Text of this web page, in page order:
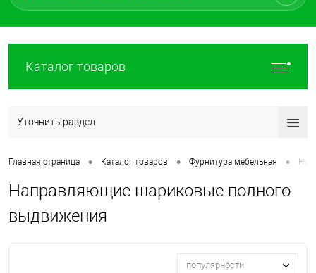
Каталог товаров
Уточнить раздел
Главная страница • Каталог товаров • Фурнитура мебельная •
Направляющие шариковые полного
выдвижения
популярности